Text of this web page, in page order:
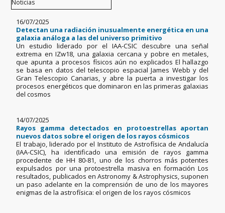
16/07/2025
Detectan una radiación inusualmente energética en una
galaxia análoga a las del universo primitivo
Un estudio liderado por el IAA-CSIC descubre una señal
extrema en IZw18, una galaxia cercana y pobre en metales,
que apunta a procesos físicos aún no explicados El hallazgo
se basa en datos del telescopio espacial James Webb y del
Gran Telescopio Canarias, y abre la puerta a investigar los
procesos energéticos que dominaron en las primeras galaxias
del cosmos
14/07/2025
Rayos gamma detectados en protoestrellas aportan
nuevos datos sobre el origen de los rayos cósmicos
El trabajo, liderado por el Instituto de Astrofísica de Andalucía
(IAA-CSIC), ha identificado una emisión de rayos gamma
procedente de HH 80-81, uno de los chorros más potentes
expulsados por una protoestrella masiva en formación Los
resultados, publicados en Astronomy & Astrophysics, suponen
un paso adelante en la comprensión de uno de los mayores
enigmas de la astrofísica: el origen de los rayos cósmicos